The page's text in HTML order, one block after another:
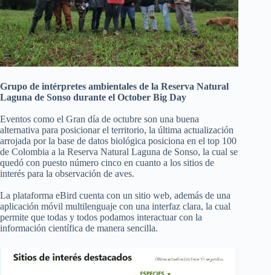
Grupo de intérpretes ambientales de la Reserva Natural
Laguna de Sonso durante el October Big Day
Eventos como el Gran día de octubre son una buena
alternativa para posicionar el territorio, la última actualización
arrojada por la base de datos biológica posiciona en el top 100
de Colombia a la Reserva Natural Laguna de Sonso, la cual se
quedó con puesto número cinco en cuanto a los sitios de
interés para la observación de aves.
La plataforma eBird cuenta con un sitio web, además de una
aplicación móvil multilenguaje con una interfaz clara, la cual
permite que todas y todos podamos interactuar con la
información científica de manera sencilla.